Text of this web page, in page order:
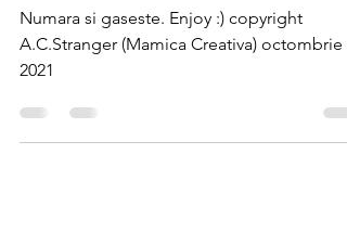
Matematică
Numara & uneste (5+)
Numara si gaseste. Enjoy :) copyright
A.C.Stranger (Mamica Creativa) octombrie